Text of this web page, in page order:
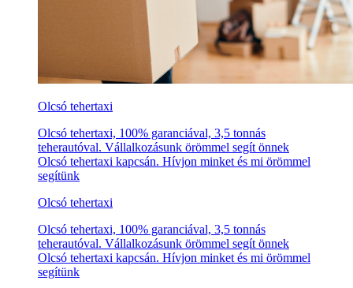
Olcsó tehertaxi
Olcsó tehertaxi, 100% garanciával, 3,5 tonnás
teherautóval. Vállalkozásunk örömmel segít önnek
Olcsó tehertaxi kapcsán. Hívjon minket és mi örömmel
segítünk
Olcsó tehertaxi
Olcsó tehertaxi, 100% garanciával, 3,5 tonnás
teherautóval. Vállalkozásunk örömmel segít önnek
Olcsó tehertaxi kapcsán. Hívjon minket és mi örömmel
segítünk